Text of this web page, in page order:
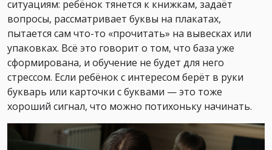
ситуациям: ребёнок тянется к книжкам, задаёт
вопросы, рассматривает буквы на плакатах,
пытается сам что-то «прочитать» на вывесках или
упаковках. Всё это говорит о том, что база уже
сформирована, и обучение не будет для него
стрессом. Если ребёнок с интересом берёт в руки
букварь или карточки с буквами — это тоже
хороший сигнал, что можно потихоньку начинать.